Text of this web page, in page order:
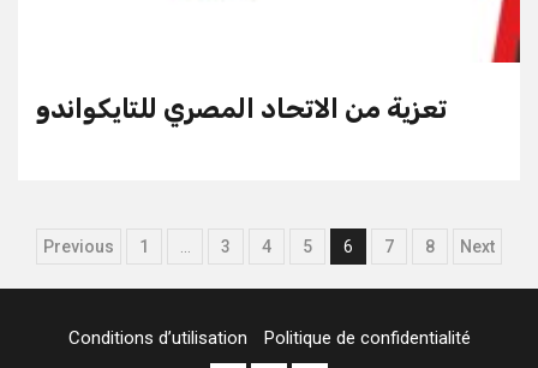
تعزية من الاتحاد المصري للتايكواندو
Pagination
des
publications
Previous 1 … 3 4 5 6 7 8 Next
Conditions d’utilisation Politique de confidentialité